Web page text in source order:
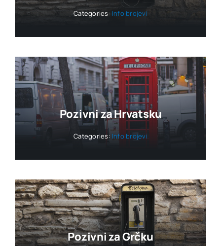
Categories: Info brojevi
Pozivni za Hrvatsku
Categories: Info brojevi
Pozivni za Grčku